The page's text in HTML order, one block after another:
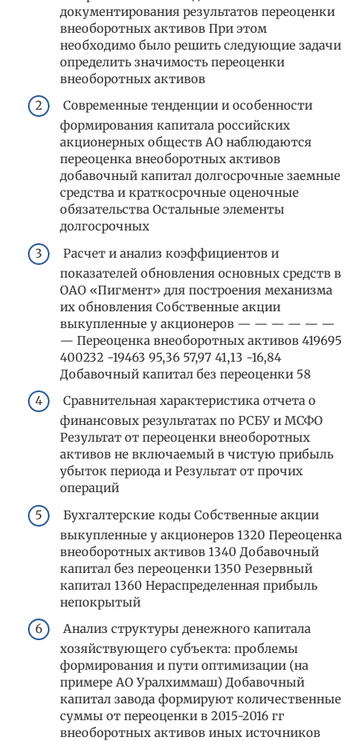
документирования результатов переоценки
внеоборотных активов При этом
необходимо было решить следующие задачи
определить значимость переоценки
внеоборотных активов
Современные тенденции и особенности
формирования капитала российских
акционерных обществ АО наблюдаются
переоценка внеоборотных активов
добавочный капитал долгосрочные заемные
средства и краткосрочные оценочные
обязательства Остальные элементы
долгосрочных
Расчет и анализ коэффициентов и
показателей обновления основных средств в
ОАО «Пигмент» для построения механизма
их обновления Собственные акции
выкупленные у акционеров — — — — — —
— Переоценка внеоборотных активов 419695
400232 -19463 95,36 57,97 41,13 -16,84
Добавочный капитал без переоценки 58
Сравнительная характеристика отчета о
финансовых результатах по РСБУ и МСФО
Результат от переоценки внеоборотных
активов не включаемый в чистую прибыль
убыток периода и Результат от прочих
операций
Бухгалтерские коды Собственные акции
выкупленные у акционеров 1320 Переоценка
внеоборотных активов 1340 Добавочный
капитал без переоценки 1350 Резервный
капитал 1360 Нераспределенная прибыль
непокрытый
Анализ структуры денежного капитала
хозяйствующего субъекта: проблемы
формирования и пути оптимизации (на
примере АО Уралхиммаш) Добавочный
капитал завода формируют количественные
суммы от переоценки в 2015-2016 гг
внеоборотных активов иных источников